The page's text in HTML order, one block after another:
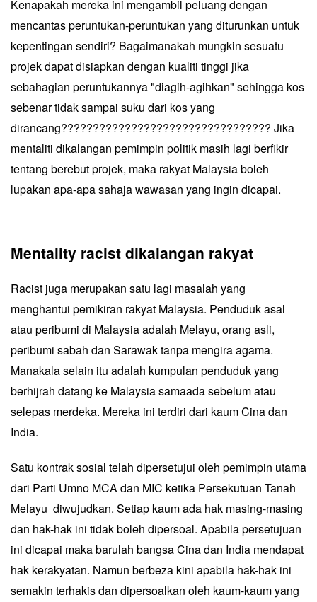
Kenapakah mereka ini mengambil peluang dengan
mencantas peruntukan-peruntukan yang diturunkan untuk
kepentingan sendiri? Bagaimanakah mungkin sesuatu
projek dapat disiapkan dengan kualiti tinggi jika
sebahagian peruntukannya "diagih-agihkan" sehingga kos
sebenar tidak sampai suku dari kos yang
dirancang????????????????????????????????? Jika
mentaliti dikalangan pemimpin politik masih lagi berfikir
tentang berebut projek, maka rakyat Malaysia boleh
lupakan apa-apa sahaja wawasan yang ingin dicapai.
Mentality racist dikalangan rakyat
Racist juga merupakan satu lagi masalah yang
menghantui pemikiran rakyat Malaysia. Penduduk asal
atau peribumi di Malaysia adalah Melayu, orang asli,
peribumi sabah dan Sarawak tanpa mengira agama.
Manakala selain itu adalah kumpulan penduduk yang
berhijrah datang ke Malaysia samaada sebelum atau
selepas merdeka. Mereka ini terdiri dari kaum Cina dan
India.
Satu kontrak sosial telah dipersetujui oleh pemimpin utama
dari Parti Umno MCA dan MIC ketika Persekutuan Tanah
Melayu diwujudkan. Setiap kaum ada hak masing-masing
dan hak-hak ini tidak boleh dipersoal. Apabila persetujuan
ini dicapai maka barulah bangsa Cina dan India mendapat
hak kerakyatan. Namun berbeza kini apabila hak-hak ini
semakin terhakis dan dipersoalkan oleh kaum-kaum yang